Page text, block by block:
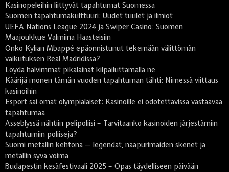
Kasinopeleihin liittyvät tapahtumat Suomessa
Suomen tapahtumakulttuuri: Uudet tuulet ja ilmiöt
UEFA Nations League 2024 ja Swiper Casino: Suomen
Maajoukkue Valmiina Haasteisiin
Onko Kylian Mbappé epäonnistunut tekemään välittömän
vaikutuksen Real Madridissa?
Löydä halvimmat pikalainat kilpailuttamalla ne
Käärijä monen tämän vuoden tapahtuman tähti: Nimessä viittaus
kasinoihin
Esport sai omat olympialaiset: Kasinoille ei odotettavissa vastaavaa
tapahtumaa
Asseblyssä nähtiin pelipoliisi – Tarvitaanko kasinoiden järjestämiin
tapahtumiin poliiseja?
Suomi metallin kehtona — legendat, naapurimaiden skenet ja
metallin syvä voima
Budapestin kesäfestivaali 2025 – Opas täydelliseen päivään